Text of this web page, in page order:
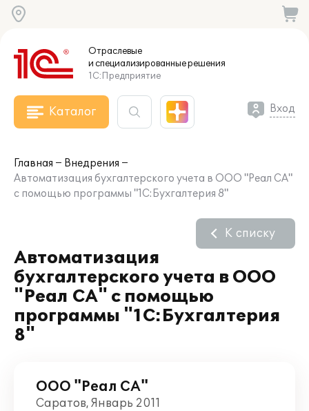
Отраслевые
и специализированныерешения
1С:Предприятие
Каталог Вход
Главная
Внедрения
Автоматизация бухгалтерского учета в ООО "Реал СА"
с помощью программы "1С:Бухгалтерия 8"
Автоматизация
бухгалтерского учета в ООО
"Реал СА" с помощью
программы "1С:Бухгалтерия
8"
К списку
ООО "Реал СА"
Саратов, Январь 2011